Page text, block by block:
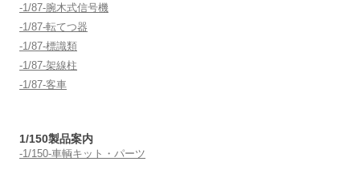
-1/87-腕木式信号機
-1/87-転てつ器
-1/87-標識類
-1/87-架線柱
-1/87-客車
1/150製品案内
-1/150-車輌キット・パーツ